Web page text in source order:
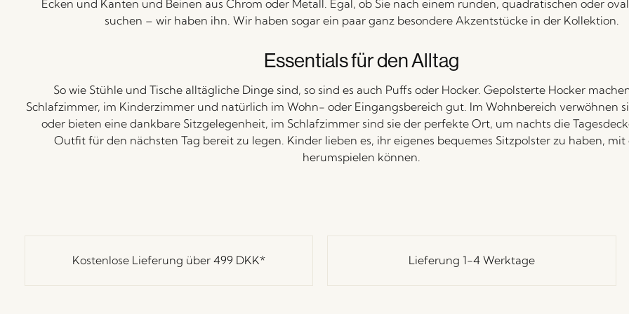
Ecken und Kanten und Beinen aus Chrom oder Metall. Egal, ob Sie nach einem runden, quadratischen oder
suchen – wir haben ihn. Wir haben sogar ein paar ganz besondere Akzentstücke in der Kollektion.
Essentials für den Alltag
So wie Stühle und Tische alltägliche Dinge sind, so sind es auch Puffs oder Hocker. Gepolsterte Hocker
Schlafzimmer, im Kinderzimmer und natürlich im Wohn- oder Eingangsbereich gut. Im Wohnbereich verwöhnen
oder bieten eine dankbare Sitzgelegenheit, im Schlafzimmer sind sie der perfekte Ort, um nachts die
Outfit für den nächsten Tag bereit zu legen. Kinder lieben es, ihr eigenes bequemes Sitzpolster zu haben, mit
herumspielen können.
Kostenlose Lieferung über499 DKK* Lieferung 1-4 Werktage